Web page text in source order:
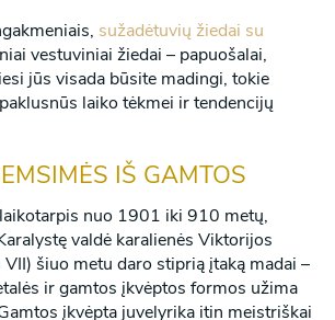
sužadėtuvių žiedai su
vestuviniai žiedai – papuošalai,
jūs visada būsite madingi, tokie
laiko tėkmei ir tendencijų
IŠ GAMTOS
nuo 1901 iki 910 metų,
valdė karalienės Viktorijos
šiuo metu daro stiprią įtaką madai –
ir gamtos įkvėptos formos užima
įkvėpta juvelyrika itin meistriškai